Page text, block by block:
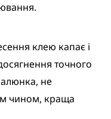
клею капає і
точного
не
чином, краща